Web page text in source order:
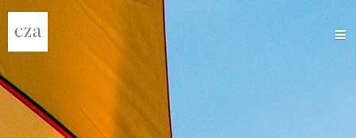
PROGRAMI
NOVOSTI
GO TO E-TRAINING DIARY